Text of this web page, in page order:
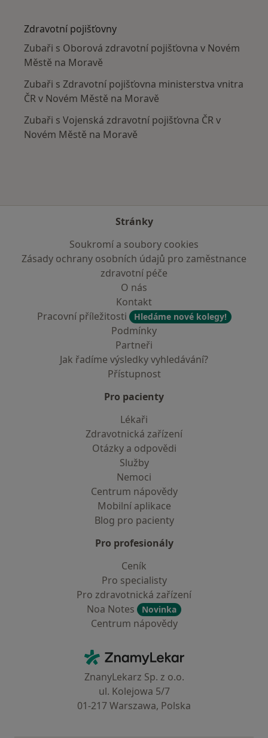
Zdravotní pojišťovny
Zubaři s Oborová zdravotní pojišťovna v Novém
Městě na Moravě
Zubaři s Zdravotní pojišťovna ministerstva vnitra
ČR v Novém Městě na Moravě
Zubaři s Vojenská zdravotní pojišťovna ČR v
Novém Městě na Moravě
Stránky
Soukromí a soubory cookies
Zásady ochrany osobních údajů pro zaměstnance
zdravotní péče
O nás
Kontakt
Pracovní příležitosti
Hledáme nové kolegy!
Podmínky
Partneři
Jak řadíme výsledky vyhledávání?
Přístupnost
Pro pacienty
Lékaři
Zdravotnická zařízení
Otázky a odpovědi
Služby
Nemoci
Centrum nápovědy
Mobilní aplikace
Blog pro pacienty
Pro profesionály
Ceník
Pro specialisty
Pro zdravotnická zařízení
Noa Notes
Novinka
Centrum nápovědy
ZnamyLekar - Hlavní stránka
ZnanyLekarz Sp. z o.o.
ul. Kolejowa 5/7
01-217 Warszawa, Polska